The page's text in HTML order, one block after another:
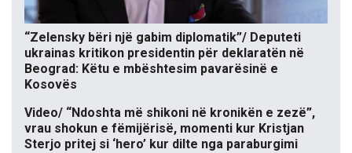
“Zelensky bëri një gabim diplomatik”/ Deputeti
ukrainas kritikon presidentin për deklaratën në
Beograd: Këtu e mbështesim pavarësinë e
Kosovës
Video/ “Ndoshta më shikoni në kronikën e zezë”,
vrau shokun e fëmijërisë, momenti kur Kristjan
Sterjo pritej si ‘hero’ kur dilte nga paraburgimi